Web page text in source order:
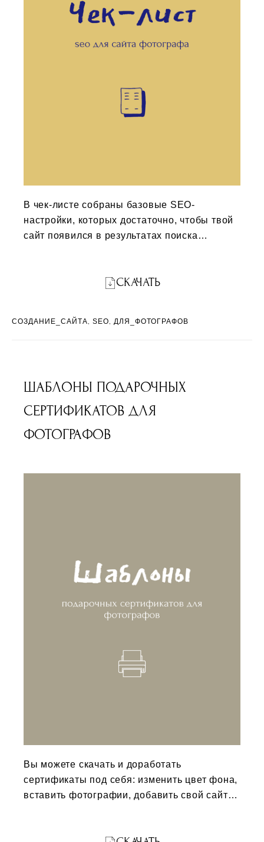
В чек-листе собраны базовые SEO-
настройки, которых достаточно, чтобы твой
сайт появился в результатах поиска
СКАЧАТЬ
СОЗДАНИЕ_САЙТА SEO ДЛЯ_ФОТОГРАФОВ
ШАБЛОНЫ ПОДАРОЧНЫХ
СЕРТИФИКАТОВ ДЛЯ
ФОТОГРАФОВ
Вы можете скачать и доработать
сертификаты под себя: изменить цвет фона,
вставить фотографии, добавить свой сайт и